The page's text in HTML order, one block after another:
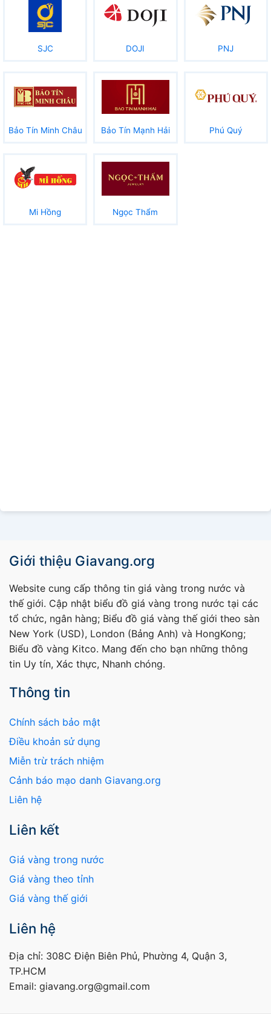
SJC DOJI PNJ
Bảo Tín Minh Châu Bảo Tín Mạnh Hải Phú Quý
Mi Hồng Ngọc Thẩm
Giới thiệu Giavang.org
Website cung cấp thông tin giá vàng trong nước và
thế giới. Cập nhật biểu đồ giá vàng trong nước tại các
tổ chức, ngân hàng; Biểu đồ giá vàng thế giới theo sàn
New York (USD), London (Bảng Anh) và HongKong;
Biểu đồ vàng Kitco. Mang đến cho bạn những thông
tin Uy tín, Xác thực, Nhanh chóng.
Thông tin
Chính sách bảo mật
Điều khoản sử dụng
Miễn trừ trách nhiệm
Cảnh báo mạo danh Giavang.org
Liên hệ
Liên kết
Giá vàng trong nước
Giá vàng theo tỉnh
Giá vàng thế giới
Liên hệ
Địa chỉ: 308C Điện Biên Phủ, Phường 4, Quận 3,
TP.HCM
Email: giavang.org@gmail.com